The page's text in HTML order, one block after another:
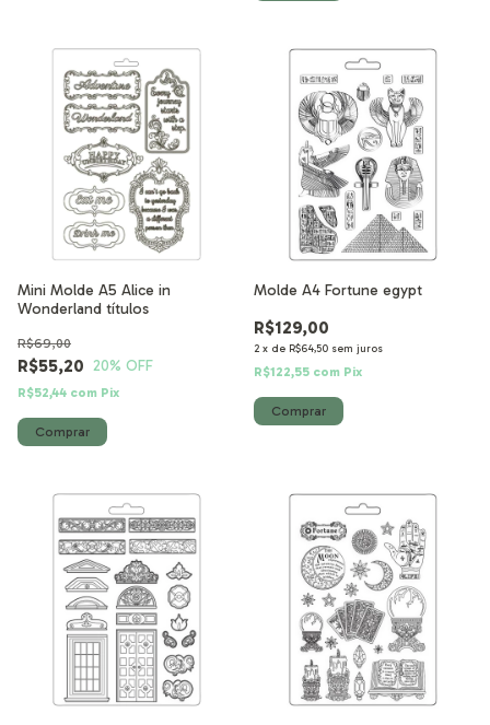
Mini Molde A5 Alice in
Wonderland títulos
R$55,20
R$69,00
20% OFF
R$52,44 com Pix
Molde A4 Fortune egypt
R$129,00
2 x de R$64,50 sem juros
R$122,55 com Pix